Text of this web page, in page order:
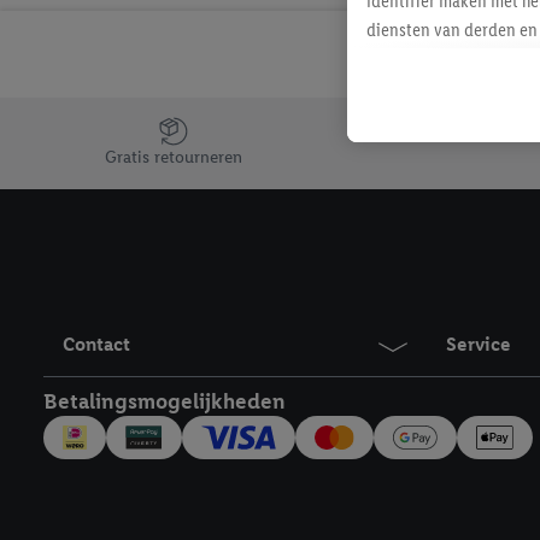
Jouw voordelen bij ons als Lidl webshop klant
Gratis retourneren
Contact Service
Betalingsmogelijkheden
diensten van derden
Als je hiervoor
eerder interesse hebt
maar het niet te
mailadres en met
Onder "Aanpassen"
Door te klikken op
technieken worden
inclusief over de
trekken, vind je in onze
over de cookies die